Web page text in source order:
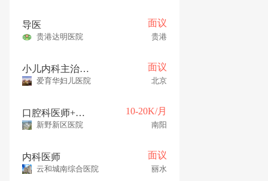
导医 面议
贵港达明医院 贵港
小儿内科主治医师 面议
爱育华妇儿医院 北京
口腔科医师+门诊+高铁直达+五险 10-20K/月
新野新区医院 南阳
内科医师 面议
云和城南综合医院 丽水